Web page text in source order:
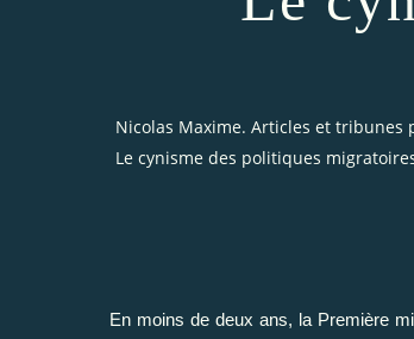
Nicolas Maxime. Articles et
Le cynisme des politiques
En moins de deux ans, la Première